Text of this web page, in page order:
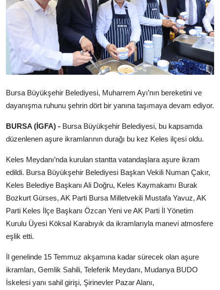
Künye
Magazin
Gizlilik Politikası
Kullanım Şartnamesi
Veri Politikası
Teknoloji
Bursa Büyükşehir Belediyesi, Muharrem Ayı’nın bereketini ve
dayanışma ruhunu şehrin dört bir yanına taşımaya devam ediyor.
BURSA (İGFA) - Bursa Büyükşehir Belediyesi, bu kapsamda
düzenlenen aşure ikramlarının durağı bu kez Keles ilçesi oldu.
Keles Meydanı’nda kurulan stantta vatandaşlara aşure ikram
edildi. Bursa Büyükşehir Belediyesi Başkan Vekili Numan Çakır,
Keles Belediye Başkanı Ali Doğru, Keles Kaymakamı Burak
Bozkurt Gürses, AK Parti Bursa Milletvekili Mustafa Yavuz, AK
Parti Keles İlçe Başkanı Özcan Yeni ve AK Parti İl Yönetim
Kurulu Üyesi Köksal Karabıyık da ikramlarıyla manevi atmosfere
eşlik etti.
İl genelinde 15 Temmuz akşamına kadar sürecek olan aşure
ikramları, Gemlik Sahili, Teleferik Meydanı, Mudanya BUDO
İskelesi yanı sahil girişi, Şirinevler Pazar Alanı,